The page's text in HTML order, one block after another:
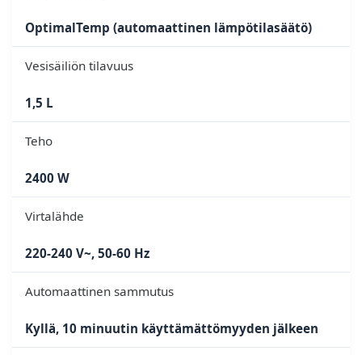
OptimalTemp (automaattinen lämpötilasäätö)
Vesisäiliön tilavuus
1,5 L
Teho
2400 W
Virtalähde
220-240 V~, 50-60 Hz
Automaattinen sammutus
Kyllä, 10 minuutin käyttämättömyyden jälkeen